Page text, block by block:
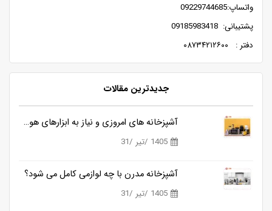
واتساپ:09229744685
پشتیبانی: 09185983418
دفتر : ۰۸۷۳۴۲۱۲۶۰۰
جدیدترین مقالات
آشپزخانه های امروزی و نیاز به ابزارهای هوشمندتر
1405 /تیر /31
آشپزخانه مدرن با چه لوازمی کامل می شود؟
1405 /تیر /31